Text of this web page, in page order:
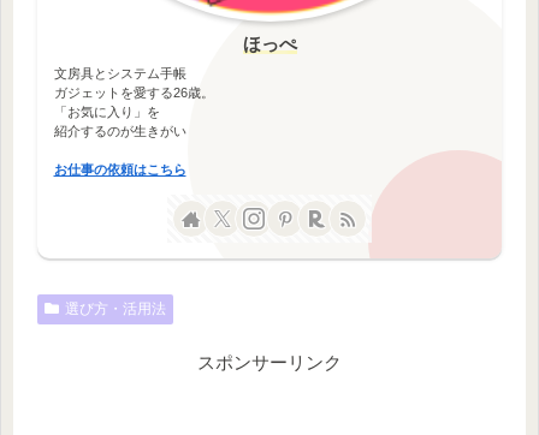
ほっぺ
文房具とシステム手帳
ガジェットを愛する26歳。
「お気に入り」を
紹介するのが生きがい
お仕事の依頼はこちら
選び方・活用法
スポンサーリンク